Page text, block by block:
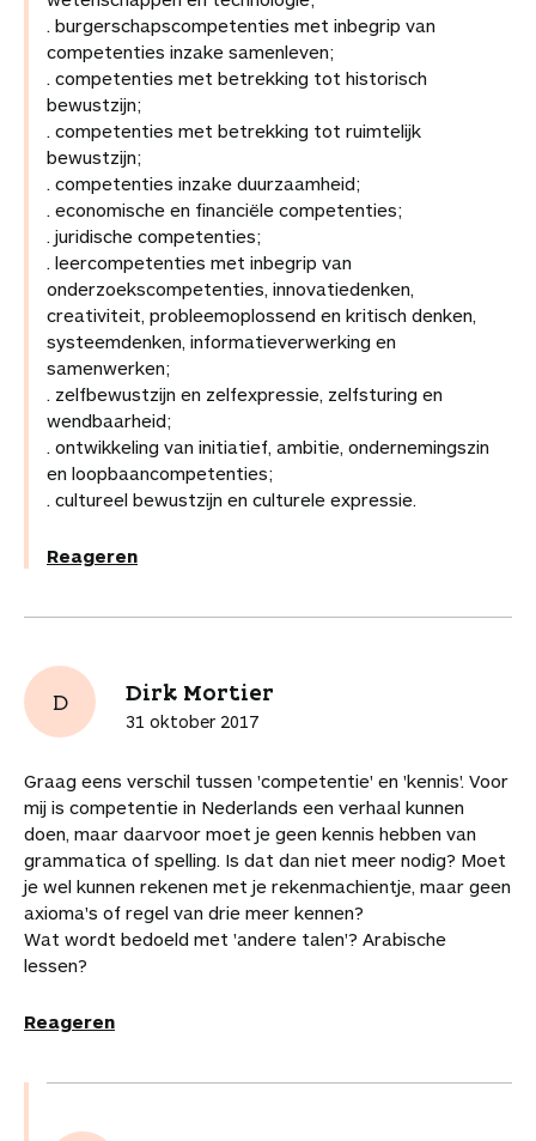
. burgerschapscompetenties met inbegrip van
competenties inzake samenleven;
. competenties met betrekking tot historisch
bewustzijn;
. competenties met betrekking tot ruimtelijk
bewustzijn;
. competenties inzake duurzaamheid;
. economische en financiële competenties;
. juridische competenties;
. leercompetenties met inbegrip van
onderzoekscompetenties, innovatiedenken,
creativiteit, probleemoplossend en kritisch denken,
systeemdenken, informatieverwerking en
samenwerken;
. zelfbewustzijn en zelfexpressie, zelfsturing en
wendbaarheid;
. ontwikkeling van initiatief, ambitie, ondernemingszin
en loopbaancompetenties;
. cultureel bewustzijn en culturele expressie.
Reageren
D Dirk Mortier
31 oktober 2017
Graag eens verschil tussen 'competentie' en 'kennis'. Voor
mij is competentie in Nederlands een verhaal kunnen
doen, maar daarvoor moet je geen kennis hebben van
grammatica of spelling. Is dat dan niet meer nodig? Moet
je wel kunnen rekenen met je rekenmachientje, maar geen
axioma's of regel van drie meer kennen?
Wat wordt bedoeld met 'andere talen'? Arabische
lessen?
Reageren